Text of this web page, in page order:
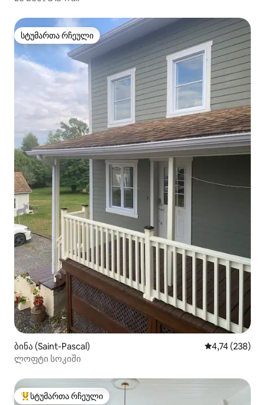
სტუმართა რჩეული
სტუმართა რჩეული
ბინა (Saint-Pascal) საშუალო
4,74 (238)
ლოფტი სოკიში
სტუმართა რჩეული მოწინავე ვარიანტი
სტუმართა რჩეული